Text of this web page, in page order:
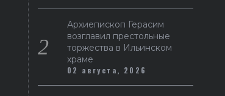
Архиепископ Герасим
возглавил престольные
торжества в Ильинском
храме
02 августа, 2026